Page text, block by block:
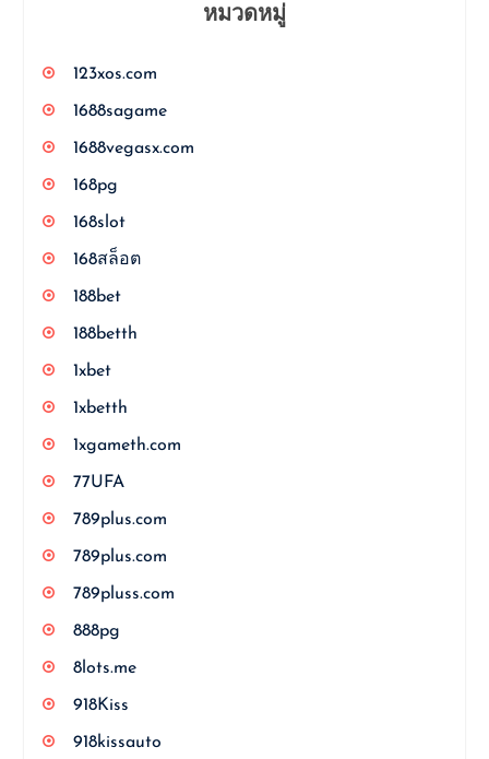
หมวดหมู่
123xos.com
1688sagame
1688vegasx.com
168pg
168slot
168สล็อต
188bet
188betth
1xbet
1xbetth
1xgameth.com
77UFA
789plus.com
789plus.com
789pluss.com
888pg
8lots.me
918Kiss
918kissauto